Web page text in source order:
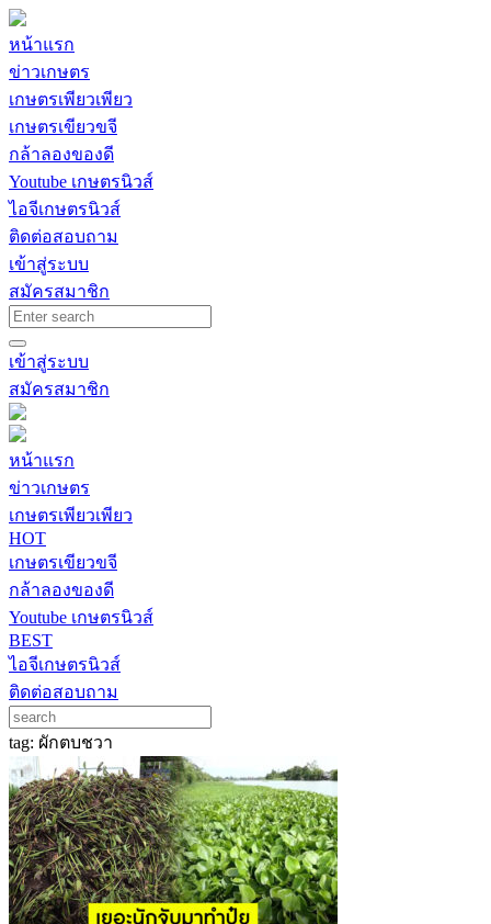
หน้าแรก
ข่าวเกษตร
เกษตรเพียวเพียว
เกษตรเขียวขจี
กล้าลองของดี
Youtube เกษตรนิวส์
ไอจีเกษตรนิวส์
ติดต่อสอบถาม
เข้าสู่ระบบ
สมัครสมาชิก
เข้าสู่ระบบ
สมัครสมาชิก
หน้าแรก
ข่าวเกษตร
เกษตรเพียวเพียว
HOT
เกษตรเขียวขจี
กล้าลองของดี
Youtube เกษตรนิวส์
BEST
ไอจีเกษตรนิวส์
ติดต่อสอบถาม
tag: ผักตบชวา